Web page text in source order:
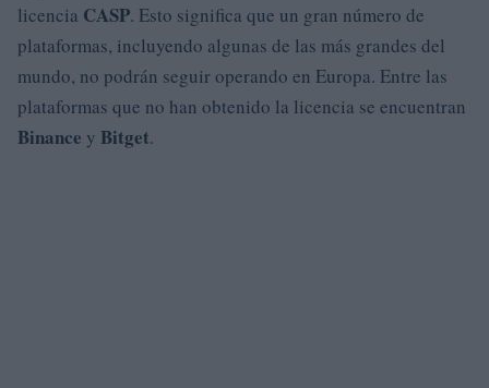
licencia CASP. Esto significa que un gran número de
plataformas, incluyendo algunas de las más grandes del
mundo, no podrán seguir operando en Europa. Entre las
plataformas que no han obtenido la licencia se encuentran
Binance y Bitget.